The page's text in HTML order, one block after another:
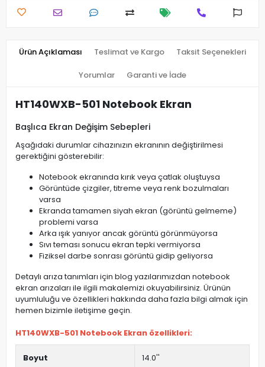
Ürün Açıklaması Teslimat ve Kargo Taksit Seçenekleri
Yorumlar Garanti ve İade
HT140WXB-501 Notebook Ekran
Başlıca Ekran Değişim Sebepleri
Aşağıdaki durumlar cihazınızın ekranının değiştirilmesi
gerektiğini gösterebilir:
Notebook ekranında kırık veya çatlak oluştuysa
Görüntüde çizgiler, titreme veya renk bozulmaları
varsa
Ekranda tamamen siyah ekran (görüntü gelmeme)
problemi varsa
Arka ışık yanıyor ancak görüntü görünmüyorsa
Sıvı teması sonucu ekran tepki vermiyorsa
Fiziksel darbe sonrası görüntü gidip geliyorsa
Detaylı arıza tanımları için blog yazılarımızdan notebook
ekran arızaları ile ilgili makalemizi okuyabilirsiniz. Ürünün
uyumluluğu ve özellikleri hakkında daha fazla bilgi almak için
hemen bizimle iletişime geçin.
HT140WXB-501 Notebook Ekran özellikleri:
Boyut 14.0''